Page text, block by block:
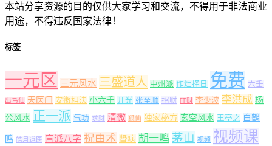
本站分享资源的目的仅供大家学习和交流，不得用于非法商业
用途，不得违反国家法律！
标签
一元区 三元风水 三盛道人 中州派 作灶择日 免费 六壬
出马仙 天医门 安徽相法 小六壬 开光 张至顺 招财 旺财 李少波 李洪成 杨
公风水 正一派 气功 求财 清微 狐仙 独家秘方 玄空风水 王亭之 白鹤
鸣 皓月道医 盲派八字 祝由术 肾病 胡一鸣 茅山 视频 视频课